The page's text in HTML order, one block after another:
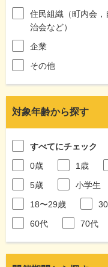
住民組織（町内会，
治会など）
企業
その他
対象年齢から探す
すべてにチェック
0歳
1歳
5歳
小学生
18〜29歳
60代
70代